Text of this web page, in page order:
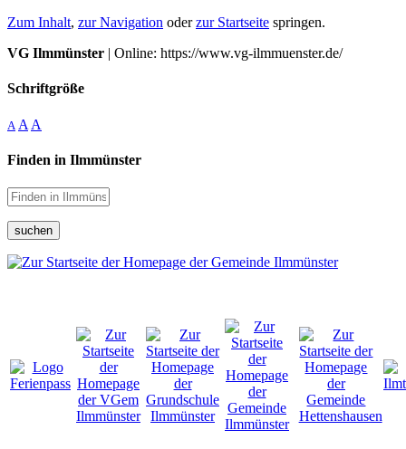
Zum Inhalt, zur Navigation oderzur Startseite springen.
VG Ilmmünster | Online: https://www.vg-ilmmuenster.de/
Schriftgröße
A A A
Finden in Ilmmünster
suchen